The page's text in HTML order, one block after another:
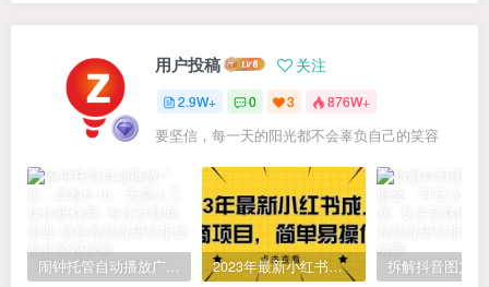
用户投稿 关注
2.9W+ 0 3 876W+
要坚信，每一天的阳光都不会辜负自己的笑容
闹钟托管自动播放广告，单机5-10，无需人工操作 2023年最新小红书成人电商项目，简单易操作【详细教程】